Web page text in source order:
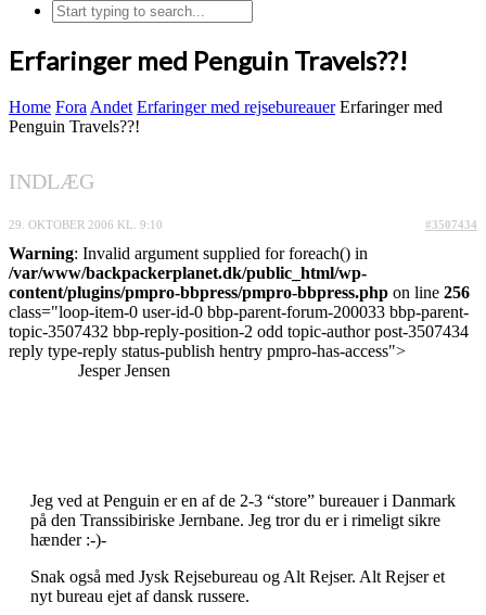
Erfaringer med Penguin Travels??!
Home Fora Andet Erfaringer med rejsebureauer Erfaringer med
Penguin Travels??!
INDLÆG
29. OKTOBER 2006 KL. 9:10 #3507434
Warning: Invalid argument supplied for foreach() in
/var/www/backpackerplanet.dk/public_html/wp-
content/plugins/pmpro-bbpress/pmpro-bbpress.php on line 256
class="loop-item-0 user-id-0 bbp-parent-forum-200033 bbp-parent-
topic-3507432 bbp-reply-position-2 odd topic-author post-3507434
reply type-reply status-publish hentry pmpro-has-access">
Jesper Jensen
Jeg ved at Penguin er en af de 2-3 “store” bureauer i Danmark
på den Transsibiriske Jernbane. Jeg tror du er i rimeligt sikre
hænder :-)-
Snak også med Jysk Rejsebureau og Alt Rejser. Alt Rejser et
nyt bureau ejet af dansk russere.